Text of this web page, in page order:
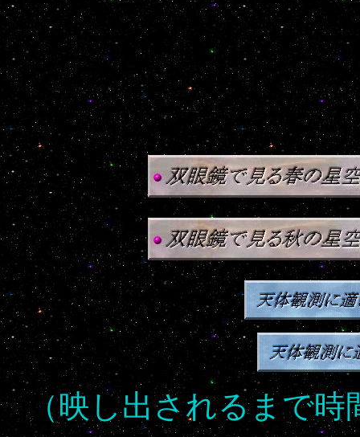
（映し出されるまで